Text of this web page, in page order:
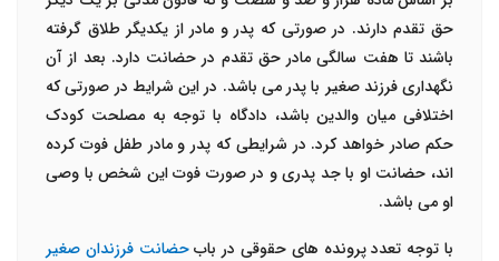
حق تقدم دارند. در صورتی که پدر و مادر از یکدیگر طلاق گرفته
باشند تا هفت سالگی مادر حق تقدم در حضانت دارد. بعد از آن
نگهداری فرزند صغیر با پدر می باشد. در این شرایط در صورتی که
اختلافی میان والدین باشد، دادگاه با توجه به مصلحت کودک
حکم صادر خواهد کرد. در شرایطی که پدر و مادر طفل فوت کرده
اند، حضانت او با جد پدری و در صورت فوت این شخص با وصی
او می باشد.
با توجه تعدد پرونده های حقوقی در بابحضانت فرزندان صغیر